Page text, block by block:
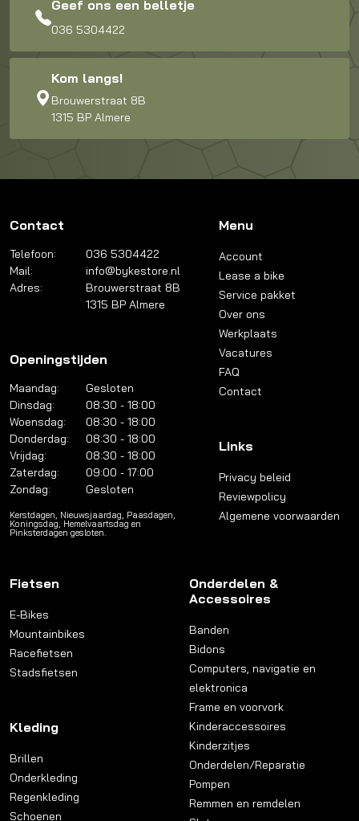
Geef ons een belletje
036 5304422
Kom langs!
Brouwerstraat 8B
1315 BP Almere
Contact
Telefoon:
036 5304422
Mail:
info@bykestore.nl
Adres:
Brouwerstraat 8B
1315 BP Almere
Openingstijden
Maandag:
Gesloten
Dinsdag:
08:30 - 18:00
Woensdag:
08:30 - 18:00
Donderdag:
08:30 - 18:00
Vrijdag:
08:30 - 18:00
Zaterdag:
09:00 - 17:00
Zondag:
Gesloten
Kerstdagen, Nieuwsjaardag, Paasdagen,
Koningsdag, Hemelvaartsdag en
Pinksterdagen gesloten.
Menu
Account
Lease a bike
Service pakket
Over ons
Werkplaats
Vacatures
FAQ
Contact
Links
Privacy beleid
Reviewpolicy
Algemene voorwaarden
Fietsen
E-Bikes
Mountainbikes
Racefietsen
Stadsfietsen
Kleding
Brillen
Onderkleding
Regenkleding
Schoenen
Onderdelen &
Accessoires
Banden
Bidons
Computers, navigatie en
elektronica
Frame en voorvork
Kinderaccessoires
Kinderzitjes
Onderdelen/Reparatie
Pompen
Remmen en remdelen